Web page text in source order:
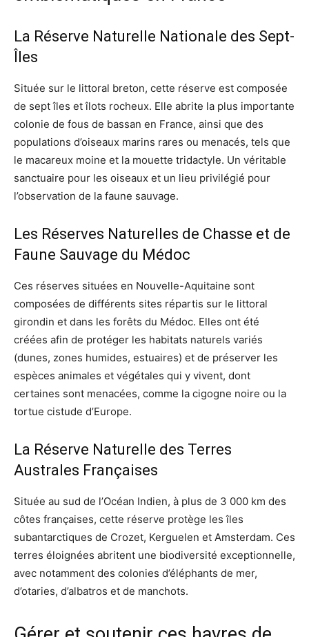
La Réserve Naturelle Nationale des Sept-
Îles
Située sur le littoral breton, cette réserve est composée
de sept îles et îlots rocheux. Elle abrite la plus importante
colonie de fous de bassan en France, ainsi que des
populations d’oiseaux marins rares ou menacés, tels que
le macareux moine et la mouette tridactyle. Un véritable
sanctuaire pour les oiseaux et un lieu privilégié pour
l’observation de la faune sauvage.
Les Réserves Naturelles de Chasse et de
Faune Sauvage du Médoc
Ces réserves situées en Nouvelle-Aquitaine sont
composées de différents sites répartis sur le littoral
girondin et dans les forêts du Médoc. Elles ont été
créées afin de protéger les habitats naturels variés
(dunes, zones humides, estuaires) et de préserver les
espèces animales et végétales qui y vivent, dont
certaines sont menacées, comme la cigogne noire ou la
tortue cistude d’Europe.
La Réserve Naturelle des Terres
Australes Françaises
Située au sud de l’Océan Indien, à plus de 3 000 km des
côtes françaises, cette réserve protège les îles
subantarctiques de Crozet, Kerguelen et Amsterdam. Ces
terres éloignées abritent une biodiversité exceptionnelle,
avec notamment des colonies d’éléphants de mer,
d’otaries, d’albatros et de manchots.